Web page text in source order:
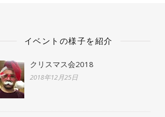
イベントの様子を紹介
クリスマス会2018
2018年12月25日